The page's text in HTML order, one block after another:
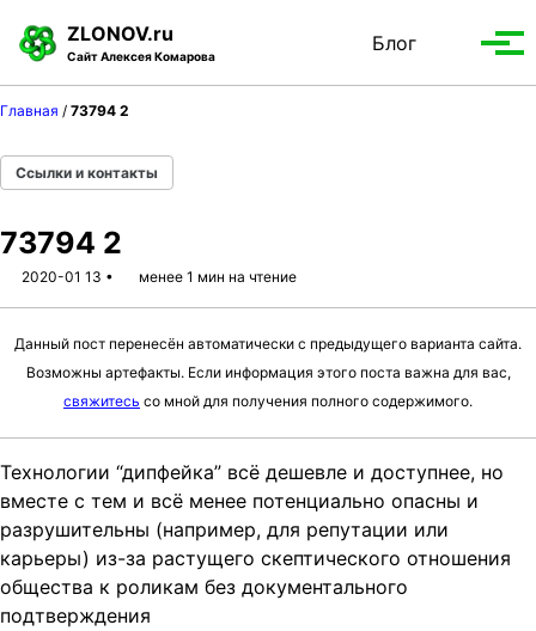
p
o
p
i
a
v
i
g
a
t
i
o
p
o
c
n
e
p
o
f
o
e
ZLONOV.ru
Сайт Алексея Комарова
Блог
Toggle
Главная / 73794 2
Ссылки и контакты
73794 2
2020-01 13 менее 1 мин на чтение
Данный пост перенесён автоматически с предыдущего варианта сайта.
Возможны артефакты. Если информация этого поста важна для вас,
свяжитесь со мной для получения полного содержимого.
Технологии “дипфейка” всё дешевле и доступнее, но
вместе с тем и всё менее потенциально опасны и
разрушительны (например, для репутации или
карьеры) из-за растущего скептического отношения
общества к роликам без документального
подтверждения